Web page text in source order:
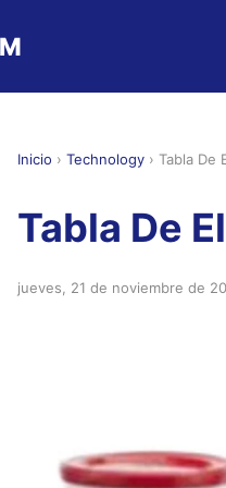
Inicio › Technology › Tabla De
Tabla De
jueves, 21 de noviembre de